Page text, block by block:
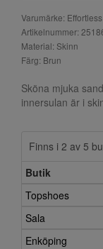
Varumärke: Effortless
Artikelnummer:
Material: Skinn
Färg: Brun
Sköna mjuka
innersulan är i
Finns i 2 av 5
Butik
Topshoes
Sala
Enköping